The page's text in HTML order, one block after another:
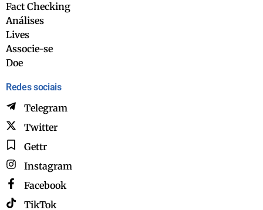
Fact Checking
Análises
Lives
Associe-se
Doe
Redes sociais
Telegram
Twitter
Gettr
Instagram
Facebook
TikTok